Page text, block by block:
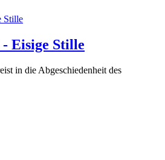
Eisige Stille
in die Abgeschiedenheit des